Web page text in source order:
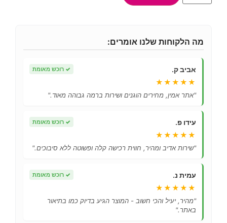
מה הלקוחות שלנו אומרים:
אביב ק. ✓ רוכש מאומת
★★★★★
"אתר אמין, מחירים הוגנים ושירות ברמה גבוהה מאוד."
עידו פ. ✓ רוכש מאומת
★★★★★
"שירות אדיב ומהיר, חווית רכישה קלה ופשוטה ללא סיבוכים."
עמית נ. ✓ רוכש מאומת
★★★★★
"מהיר, יעיל והכי חשוב - המוצר הגיע בדיוק כמו בתיאור
באתר."